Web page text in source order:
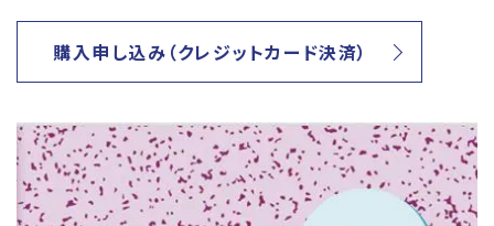
購入申し込み（クレジットカード決済）